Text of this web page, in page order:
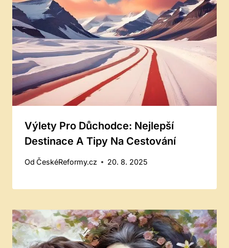
Výlety Pro Důchodce: Nejlepší
Destinace A Tipy Na Cestování
Od ČeskéReformy.cz 20. 8. 2025